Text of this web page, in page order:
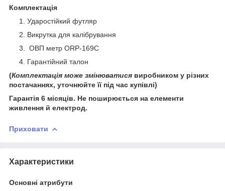
Комплектація
Ударостійкий футляр
Викрутка для калібрування
ОВП метр ORP-169С
Гарантійний талон
(Комплектація може змінюватися виробником у різних
постачаннях, уточнюйте її під час купівлі)
Гарантія 6 місяців. Не поширюється на елементи
живлення й електрод.
Приховати
Характеристики
Основні атрибути